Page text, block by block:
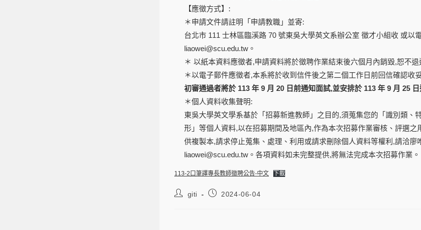
【應徵方式】:
＊申請文件請註明「申請教職」並寄:
台北市 111 士林區臨溪路 70 號東吳大學英文系辦公室 徵才小組收 或以
liaowei@scu.edu.tw。
＊ 以紙本資料應徵者,申請資料將於徵聘作業結束後六個月內銷毀,恕不
＊以電子郵件應徵者,本系將於收到信件後之第二個工作日前回信確認收
初審通過者將於 113 年 9 月 20 日前通知面試,並安排於 113 年 9 月 25
＊個人資料收集聲明:
東吳大學英文學系基於「招募新進教師」之目的,須蒐集您的「識別類
形」等個人資料,以在招募期間及地區內,作為本次招募作業審核、評選
供複製本,請求停止蒐集、處理、利用或請求刪除個人資料等權利,請洽廖
liaowei@scu.edu.tw。各項資料如未完整提供,將無法完成本次招募作業。
113-2口筆譯專長教師徵聘公告-中文 下載
giti 2024-06-04